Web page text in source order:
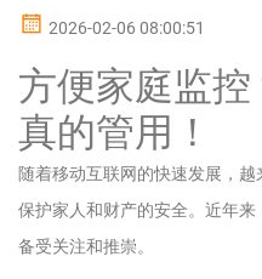
2026-02-06 08:00:51
方便家庭监
真的管用！
随着移动互联网的快速发展，
保护家人和财产的安全。近年来
备受关注和推崇。